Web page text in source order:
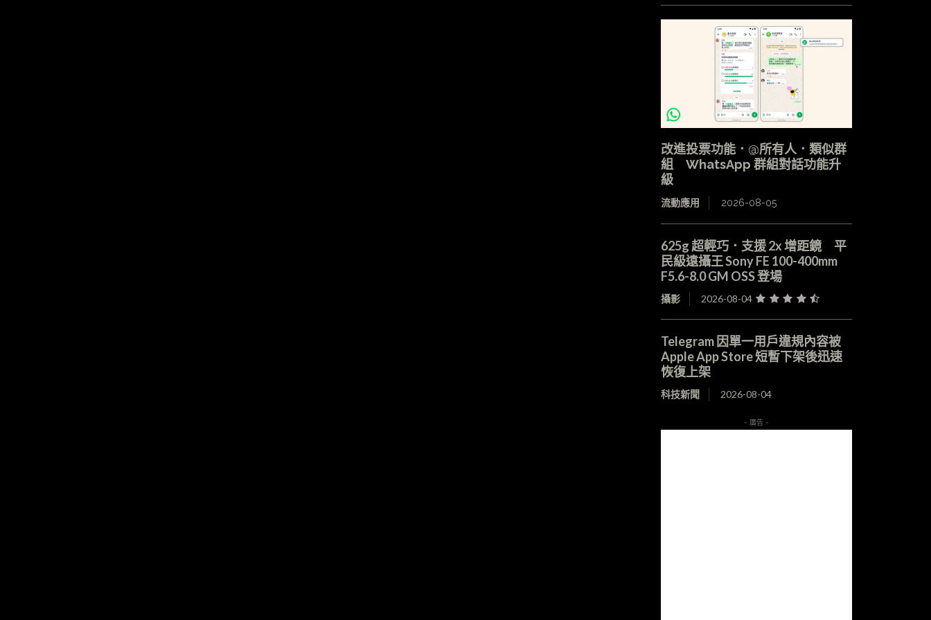
改進投票功能．@所有人．類似群
組 WhatsApp 群組對話功能升
級
流動應用 2026-08-05
625g 超輕巧．支援 2x 增距鏡 平
民級遠攝王 Sony FE 100-400mm
F5.6-8.0 GM OSS 登場
攝影 2026-08-04
Telegram 因單一用戶違規內容被
Apple App Store 短暫下架後迅速
恢復上架
科技新聞 2026-08-04
- 廣告 -